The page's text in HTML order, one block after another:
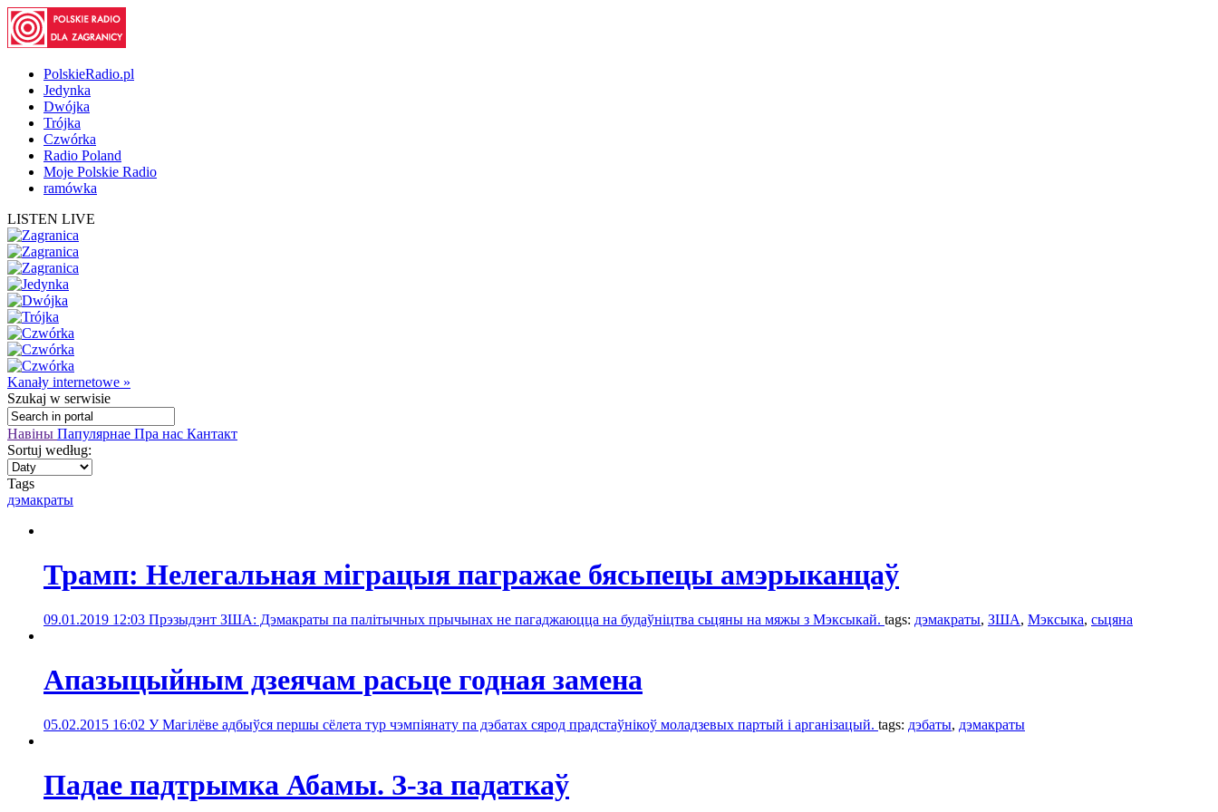
PolskieRadio.pl
Jedynka
Dwójka
Trójka
Czwórka
Radio Poland
Moje Polskie Radio
ramówka
LISTEN LIVE
Kanały internetowe »
Szukaj w serwisie
Навіны Папулярнае Пра нас Кантакт
Sortuj według:
Tags
дэмакраты
Трамп: Нелегальная міграцыя пагражае бясьпецы амэрыканцаў
09.01.2019 12:03 Прэзыдэнт ЗША: Дэмакраты па палітычных прычынах не пагаджаюцца на будаўніцтва сьцяны на мяжы з Мэксыкай. tags: дэмакраты, ЗША, Мэксыка, сьцяна
Апазыцыйным дзеячам расьце годная замена
05.02.2015 16:02 У Магілёве адбыўся першы сёлета тур чэмпіянату па дэбатах сярод прадстаўнікоў моладзевых партый і арганізацый. tags: дэбаты, дэмакраты
Падае падтрымка Абамы. З-за падаткаў